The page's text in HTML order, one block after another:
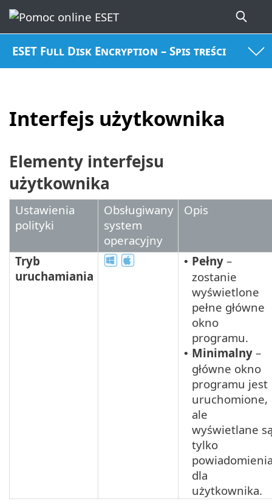
ESET Full Disk Encryption – Spis treści
Interfejs użytkownika
Elementy interfejsu
użytkownika
Ustawienia
polityki
Obsługiwany
system
operacyjny
Opis
Tryb
uruchamiania
• Pełny –
zostanie
wyświetlone
pełne główne
okno
programu.
• Minimalny –
główne okno
programu jest
uruchomione,
ale
wyświetlane
tylko
dla
użytkownika.